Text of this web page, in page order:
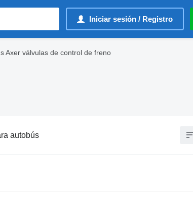
Iniciar sesión / Registro
Axer válvulas de control de freno
autobús